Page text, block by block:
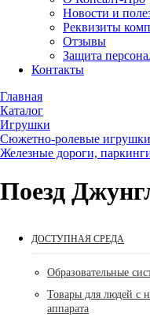
Новости и
Реквизиты
Отзывы
Защита
Контакты
Главная
Каталог
Игрушки
Сюжетно-ролевые игрушки
Железные дороги,
Поезд
ДОСТУПНАЯ СРЕДА
Образовательные
Товары для людей с
аппарата